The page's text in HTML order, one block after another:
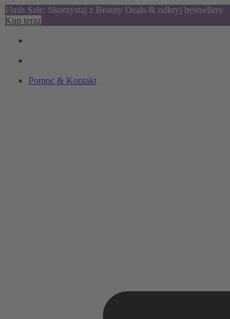
Flash Sale: Skorzystaj z Beauty Deals & odkryj bestsellery
Kup teraz
Pomoc & Kontakt